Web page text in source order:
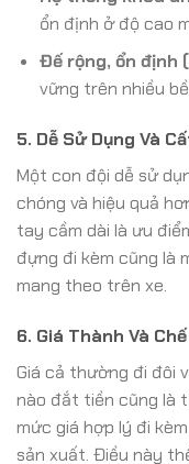
ổn định ở độ cao
Đế rộng, ổn định
vững trên nhiều
5. Dễ Sử Dụng Và
Một con đội dễ sử
chóng và hiệu quả
tay cầm dài là ưu
đựng đi kèm cũng là
mang theo trên xe.
6. Giá Thành Và
Giá cả thường đi đôi
nào đắt tiền cũng là
mức giá hợp lý đi
sản xuất. Điều này